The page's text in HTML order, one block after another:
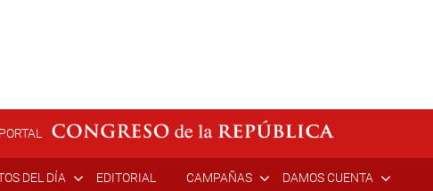
PORTAL
DEL DÍA EDITORIAL CAMPAÑAS DAMOS CUENTA